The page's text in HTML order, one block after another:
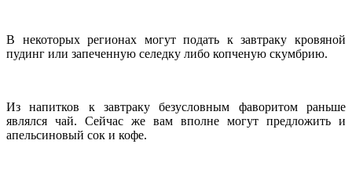
В некоторых регионах могут подать к завтраку кровяной
пудинг или запеченную селедку либо копченую скумбрию.
Из напитков к завтраку безусловным фаворитом раньше
являлся чай. Сейчас же вам вполне могут предложить и
апельсиновый сок и кофе.